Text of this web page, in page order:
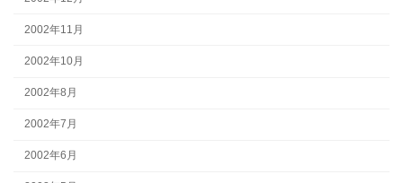
2002年11月
2002年10月
2002年8月
2002年7月
2002年6月